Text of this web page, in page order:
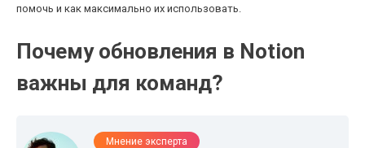
помочь и как максимально их использовать.
Почему обновления в Notion
важны для команд?
Мнение эксперта